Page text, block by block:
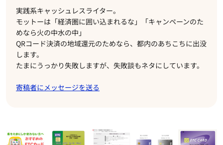
実践系キャッシュレスライター。
モットーは「経済圏に囲い込まれるな」「キャンペーンのた
めなら火の中水の中」
QRコード決済の地域還元のためなら、都内のあちこちに出没
します。
たまにうっかり失敗しますが、失敗談もネタにしています。
寄稿者にメッセージを送る